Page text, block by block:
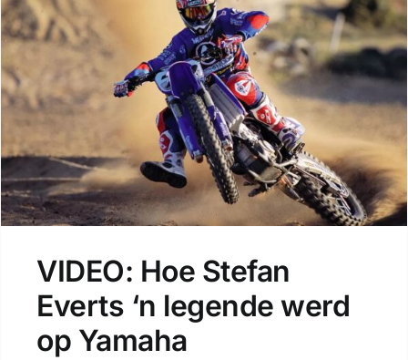
VIDEO: Hoe Stefan
Everts ‘n legende werd
op Yamaha